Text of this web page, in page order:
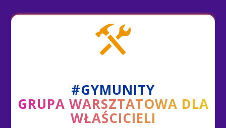
#GYMUNITY
GRUPA WARSZTATOWA DLA
WŁAŚCICIELI